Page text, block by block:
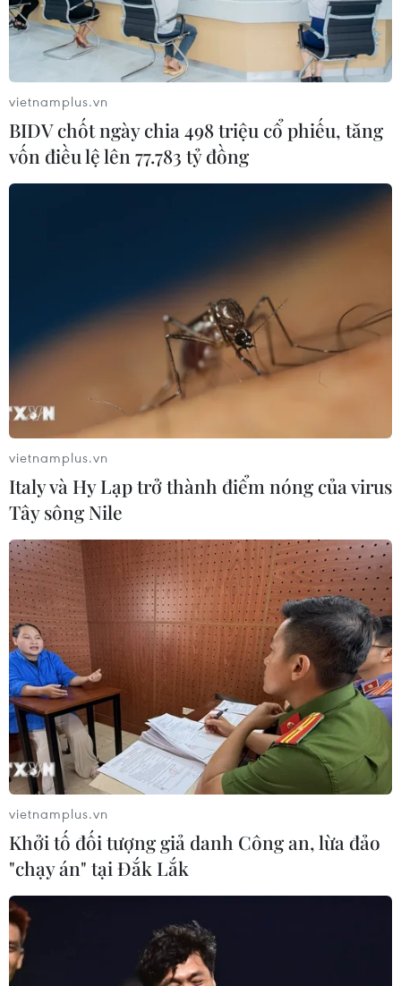
Mỹ vẫn yêu cầu đeo khẩu trang khi đi máy
bay, phương tiện công cộng
14/04/2022 07:20
Mỹ yêu cầu đeo khẩu trang bắt buộc với người đi máy
bay, sử dụng phương tiện công cộng trong khi nhiều
bang chứng kiến số ca mắc COVID-19 mới gia tăng do
vietnamplus.vn
BIDV chốt ngày chia 498 triệu cổ phiếu, tăng
vốn điều lệ lên 77.783 tỷ đồng
vietnamplus.vn
Italy và Hy Lạp trở thành điểm nóng của virus
Tây sông Nile
vietnamplus.vn
Khởi tố đối tượng giả danh Công an, lừa đảo
"chạy án" tại Đắk Lắk